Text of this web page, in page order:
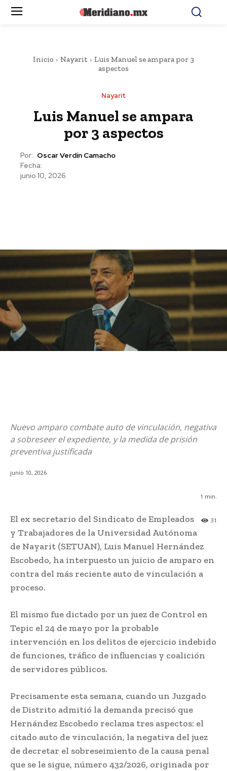
Inicio Nayarit
Luis Manuel se ampara por 3
aspectos
Nayarit
Luis Manuel se ampara
por 3 aspectos
Por: Oscar Verdín Camacho
Fecha:
junio 10, 2026
Nuevo amparo combate auto de vinculación, negativa
a sobreseer el expediente, y la medida de prisión
preventiva justificada
junio 10, 2026
1 min.
31
El ex secretario del Sindicato de Empleados
y Trabajadores de la Universidad Autónoma
de Nayarit (SETUAN), Luis Manuel Hernández
Escobedo, ha interpuesto un juicio de amparo en
contra del más reciente auto de vinculación a
proceso.
El mismo fue dictado por un juez de Control en
Tepic el 24 de mayo por la probable
intervención en los delitos de ejercicio indebido
de funciones, tráfico de influencias y coalición
de servidores públicos.
Precisamente esta semana, cuando un Juzgado
de Distrito admitió la demanda precisó que
Hernández Escobedo reclama tres aspectos: el
citado auto de vinculación, la negativa del juez
de decretar el sobreseimiento de la causa penal
que se le sigue, número 432/2026, originada por